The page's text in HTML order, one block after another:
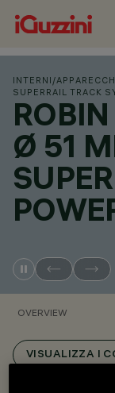
INTERNI /
SUPERRAIL TRACK
Ø 51
OVERVIEW
VISUALIZZA I